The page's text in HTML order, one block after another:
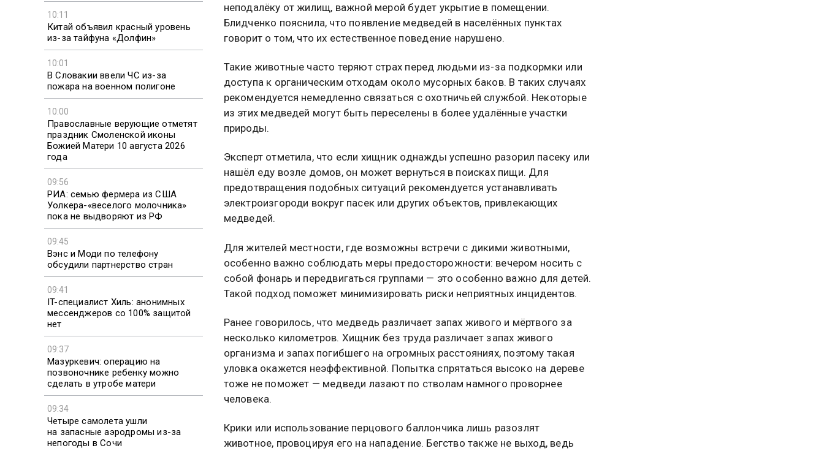
10:11
Китай объявил красный уровень
из-за тайфуна «Долфин»
10:01
В Словакии ввели ЧС из-за
пожара на военном полигоне
10:00
Православные верующие отметят
праздник Смоленской иконы
Божией Матери 10 августа 2026
года
09:56
РИА: семью фермера из США
Уолкера-«веселого молочника»
пока не выдворяют из РФ
09:45
Вэнс и Моди по телефону
обсудили партнерство стран
09:41
IT-специалист Хиль: анонимных
мессенджеров со 100% защитой
нет
09:37
Мазуркевич: операцию на
позвоночнике ребенку можно
сделать в утробе матери
09:34
Четыре самолета ушли
на запасные аэродромы из-за
непогоды в Сочи
неподалёку от жилищ, важной мерой будет укрытие в помещении.
Блидченко пояснила, что появление медведей в населённых пунктах
говорит о том, что их естественное поведение нарушено.
Такие животные часто теряют страх перед людьми из-за подкормки или
доступа к органическим отходам около мусорных баков. В таких случаях
рекомендуется немедленно связаться с охотничьей службой. Некоторые
из этих медведей могут быть переселены в более удалённые участки
природы.
Эксперт отметила, что если хищник однажды успешно разорил пасеку или
нашёл еду возле домов, он может вернуться в поисках пищи. Для
предотвращения подобных ситуаций рекомендуется устанавливать
электроизгороди вокруг пасек или других объектов, привлекающих
медведей.
Для жителей местности, где возможны встречи с дикими животными,
особенно важно соблюдать меры предосторожности: вечером носить с
собой фонарь и передвигаться группами — это особенно важно для детей.
Такой подход поможет минимизировать риски неприятных инцидентов.
Ранее говорилось, что медведь различает запах живого и мёртвого за
несколько километров. Хищник без труда различает запах живого
организма и запах погибшего на огромных расстояниях, поэтому такая
уловка окажется неэффективной. Попытка спрятаться высоко на дереве
тоже не поможет — медведи лазают по стволам намного проворнее
человека.
Крики или использование перцового баллончика лишь разозлят
животное, провоцируя его на нападение. Бегство также не выход, ведь